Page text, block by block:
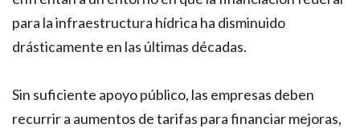
para la infraestructura hídrica ha disminuido
drásticamente en las últimas décadas.
Sin suficiente apoyo público, las empresas deben
recurrir a aumentos de tarifas para financiar mejoras,